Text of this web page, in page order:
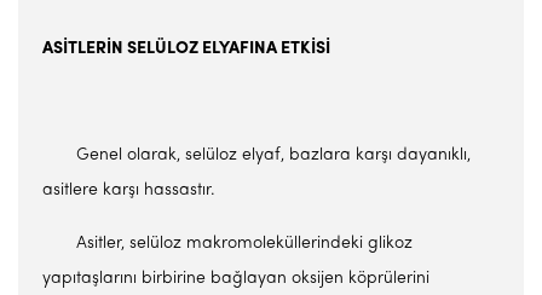
ASİTLERİN SELÜLOZ ELYAFINA ETKİSİ
Genel olarak, selüloz elyaf, bazlara karşı dayanıklı,
asitlere karşı hassastır.
Asitler, selüloz makromoleküllerindeki glikoz
yapıtaşlarını birbirine bağlayan oksijen köprülerini